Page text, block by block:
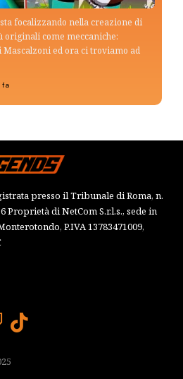
focalizzando nella creazione di
originali come meccaniche:
Mascalzoni ed ora ci troviamo ad
fa
presso il Tribunale di Roma, n.
Proprietà di NetCom S.r.l.s., sede in
P.IVA 13783471009,